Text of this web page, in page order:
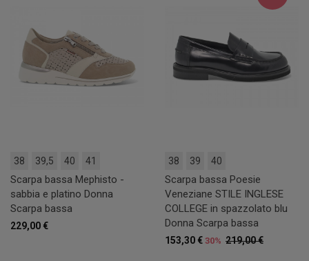
38 39,5 40 41
Scarpa bassa Mephisto -
sabbia e platino Donna
Scarpa bassa
229,00 €
38 39 40
Scarpa bassa Poesie
Veneziane STILE INGLESE
COLLEGE in spazzolato blu
Donna Scarpa bassa
219,00 €
153,30 € 30%